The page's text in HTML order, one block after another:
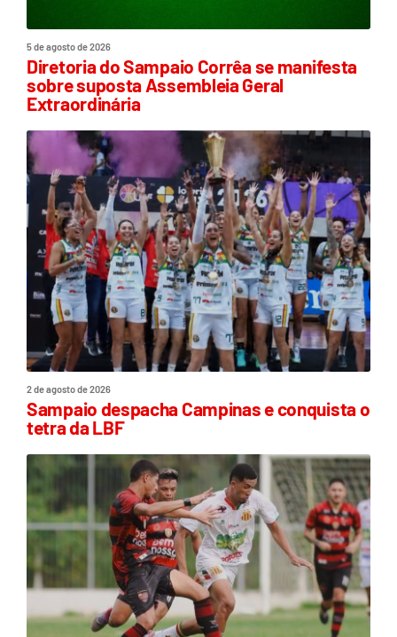
5 de agosto de 2026
Diretoria do Sampaio Corrêa se manifesta
sobre suposta Assembleia Geral
Extraordinária
2 de agosto de 2026
Sampaio despacha Campinas e conquista o
tetra da LBF